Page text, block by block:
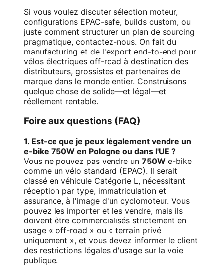
Si vous voulez discuter sélection moteur,
configurations EPAC-safe, builds custom, ou
juste comment structurer un plan de sourcing
pragmatique, contactez-nous. On fait du
manufacturing et de l'export end-to-end pour
vélos électriques off-road à destination des
distributeurs, grossistes et partenaires de
marque dans le monde entier. Construisons
quelque chose de solide—et légal—et
réellement rentable.
Foire aux questions (FAQ)
1. Est-ce que je peux légalement vendre un
e-bike 750W en Pologne ou dans l'UE ?
Vous ne pouvez pas vendre un 750W e-bike
comme un vélo standard (EPAC). Il serait
classé en véhicule Catégorie L, nécessitant
réception par type, immatriculation et
assurance, à l'image d'un cyclomoteur. Vous
pouvez les importer et les vendre, mais ils
doivent être commercialisés strictement en
usage « off-road » ou « terrain privé
uniquement », et vous devez informer le client
des restrictions légales d'usage sur la voie
publique.